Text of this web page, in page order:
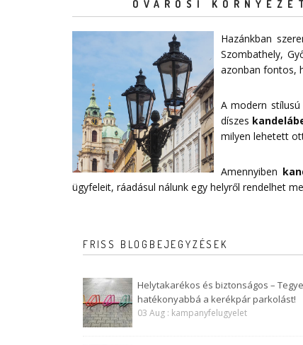
ÓVÁROSI
Hazánkban
Szombathely,
azonban fontos,
A modern
díszes
milyen lehetett
Amennyiben
ügyfeleit, ráadásul nálunk egy helyről rendelhet
FRISS BLOGBEJEGYZÉSEK
Helytakarékos és biztonságos – Tegye
hatékonyabbá a kerékpár parkolást!
03 Aug : kampanyfelugyelet